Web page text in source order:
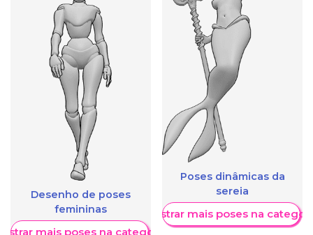
Desenho de poses
femininas
mais poses na categoria
Poses dinâmicas da
sereia
Mostrar mais poses na